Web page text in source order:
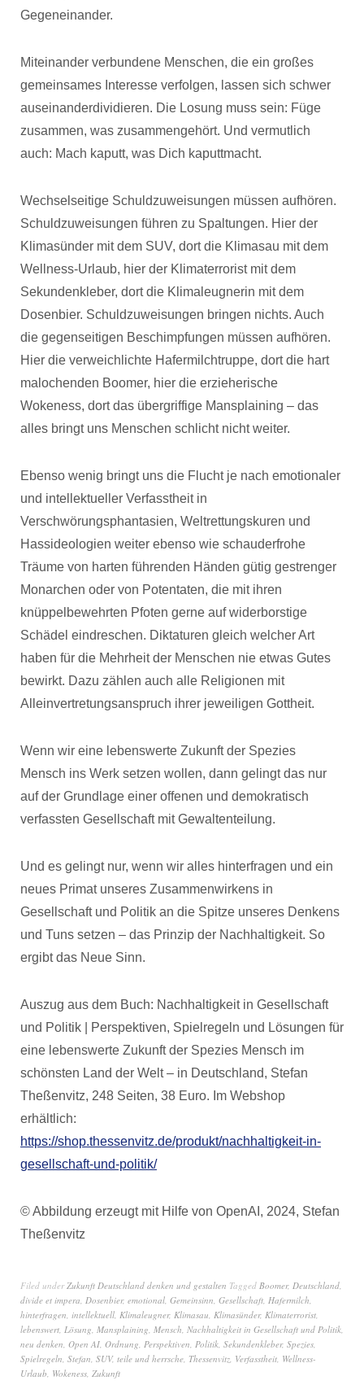
Gegeneinander.
Miteinander verbundene Menschen, die ein großes
gemeinsames Interesse verfolgen, lassen sich schwer
auseinanderdividieren. Die Losung muss sein: Füge
zusammen, was zusammengehört. Und vermutlich
auch: Mach kaputt, was Dich kaputtmacht.
Wechselseitige Schuldzuweisungen müssen aufhören.
Schuldzuweisungen führen zu Spaltungen. Hier der
Klimasünder mit dem SUV, dort die Klimasau mit dem
Wellness-Urlaub, hier der Klimaterrorist mit dem
Sekundenkleber, dort die Klimaleugnerin mit dem
Dosenbier. Schuldzuweisungen bringen nichts. Auch
die gegenseitigen Beschimpfungen müssen aufhören.
Hier die verweichlichte Hafermilchtruppe, dort die hart
malochenden Boomer, hier die erzieherische
Wokeness, dort das übergriffige Mansplaining – das
alles bringt uns Menschen schlicht nicht weiter.
Ebenso wenig bringt uns die Flucht je nach emotionaler
und intellektueller Verfasstheit in
Verschwörungsphantasien, Weltrettungskuren und
Hassideologien weiter ebenso wie schauderfrohe
Träume von harten führenden Händen gütig gestrenger
Monarchen oder von Potentaten, die mit ihren
knüppelbewehrten Pfoten gerne auf widerborstige
Schädel eindreschen. Diktaturen gleich welcher Art
haben für die Mehrheit der Menschen nie etwas Gutes
bewirkt. Dazu zählen auch alle Religionen mit
Alleinvertretungsanspruch ihrer jeweiligen Gottheit.
Wenn wir eine lebenswerte Zukunft der Spezies
Mensch ins Werk setzen wollen, dann gelingt das nur
auf der Grundlage einer offenen und demokratisch
verfassten Gesellschaft mit Gewaltenteilung.
Und es gelingt nur, wenn wir alles hinterfragen und ein
neues Primat unseres Zusammenwirkens in
Gesellschaft und Politik an die Spitze unseres Denkens
und Tuns setzen – das Prinzip der Nachhaltigkeit. So
ergibt das Neue Sinn.
Auszug aus dem Buch: Nachhaltigkeit in Gesellschaft
und Politik | Perspektiven, Spielregeln und Lösungen für
eine lebenswerte Zukunft der Spezies Mensch im
schönsten Land der Welt – in Deutschland, Stefan
Theßenvitz, 248 Seiten, 38 Euro. Im Webshop
erhältlich:
https://shop.thessenvitz.de/produkt/nachhaltigkeit-in-
gesellschaft-und-politik/
© Abbildung erzeugt mit Hilfe von OpenAI, 2024, Stefan
Theßenvitz
Filed underZukunft Deutschland denken und gestalten Tagged Boomer, Deutschland,
divide et impera, Dosenbier, emotional, Gemeinsinn, Gesellschaft, Hafermilch,
hinterfragen, intellektuell, Klimaleugner, Klimasau, Klimasünder, Klimaterrorist,
lebenswert, Lösung, Mansplaining, Mensch, Nachhaltigkeit in Gesellschaft und Politik,
neu denken, Open AI, Ordnung, Perspektiven, Politik, Sekundenkleber, Spezies,
Spielregeln, Stefan, SUV, teile und herrsche, Thessenvitz, Verfasstheit, Wellness-
Urlaub, Wokeness, Zukunft